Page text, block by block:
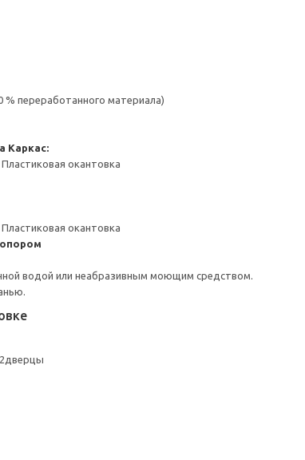
% переработанного материала)
Каркас:
окантовка
окантовка
водой или неабразивным моющим средством.